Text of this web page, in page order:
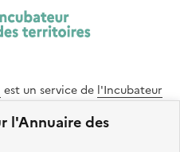
l'Annuaire des
est un service de l'Incubateur
code source de ce site web
design de ce site est conçu